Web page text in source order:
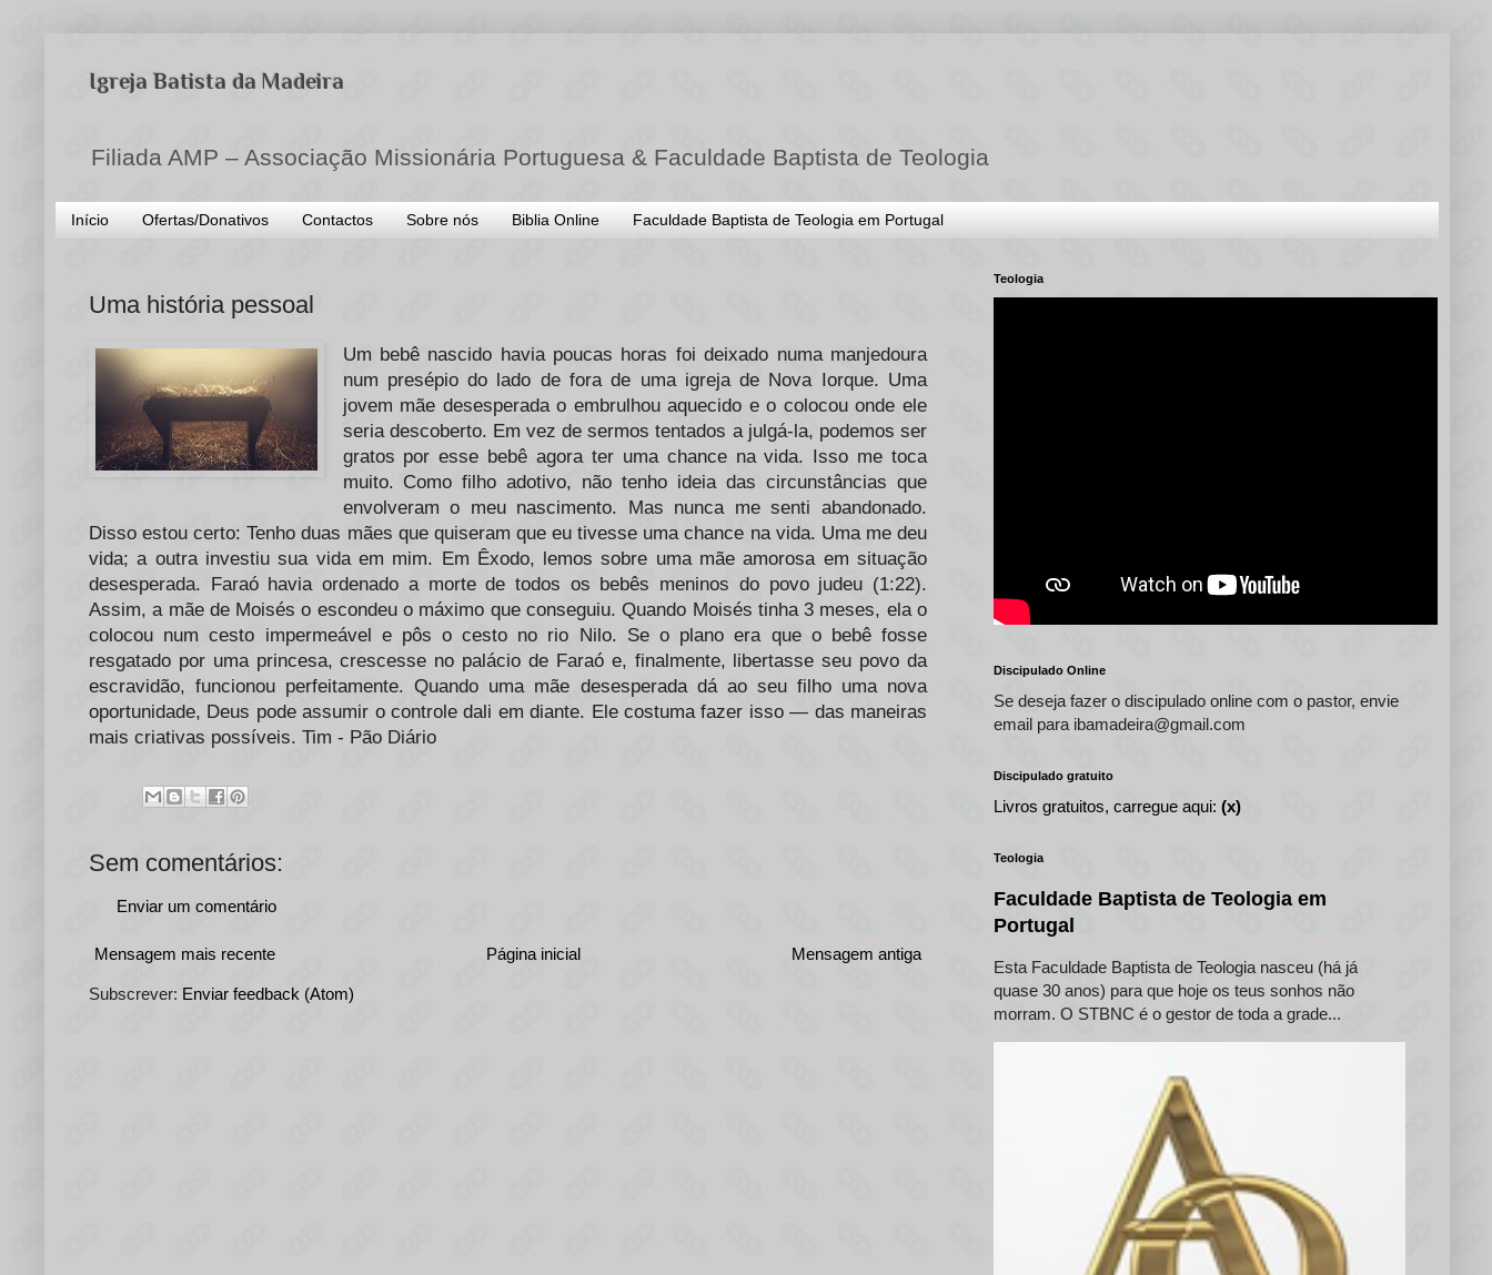
Igreja Batista da Madeira
Filiada AMP – Associação Missionária Portuguesa & Faculdade Baptista de Teologia
Início Ofertas/Donativos Contactos Sobre nós Biblia Online Faculdade Baptista de Teologia em Portugal
Uma história pessoal
Um bebê nascido havia poucas horas foi deixado numa manjedoura
num presépio do lado de fora de uma igreja de Nova Iorque. Uma
jovem mãe desesperada o embrulhou aquecido e o colocou onde ele
seria descoberto. Em vez de sermos tentados a julgá-la, podemos ser
gratos por esse bebê agora ter uma chance na vida. Isso me toca
muito. Como filho adotivo, não tenho ideia das circunstâncias que
envolveram o meu nascimento. Mas nunca me senti abandonado.
Disso estou certo: Tenho duas mães que quiseram que eu tivesse uma chance na vida. Uma me deu
vida; a outra investiu sua vida em mim. Em Êxodo, lemos sobre uma mãe amorosa em situação
desesperada. Faraó havia ordenado a morte de todos os bebês meninos do povo judeu (1:22).
Assim, a mãe de Moisés o escondeu o máximo que conseguiu. Quando Moisés tinha 3 meses, ela o
colocou num cesto impermeável e pôs o cesto no rio Nilo. Se o plano era que o bebê fosse
resgatado por uma princesa, crescesse no palácio de Faraó e, finalmente, libertasse seu povo da
escravidão, funcionou perfeitamente. Quando uma mãe desesperada dá ao seu filho uma nova
oportunidade, Deus pode assumir o controle dali em diante. Ele costuma fazer isso — das maneiras
mais criativas possíveis. Tim - Pão Diário
Sem comentários:
Enviar um comentário
Mensagem mais recente Mensagem antiga
Página inicial
Subscrever: Enviar feedback (Atom)
Teologia
Discipulado Online
Se deseja fazer o discipulado online com o pastor, envie
email para ibamadeira@gmail.com
Discipulado gratuito
Livros gratuitos, carregue aqui: (x)
Teologia
Faculdade Baptista de Teologia em
Portugal
Esta Faculdade Baptista de Teologia nasceu (há já
quase 30 anos) para que hoje os teus sonhos não
morram. O STBNC é o gestor de toda a grade...